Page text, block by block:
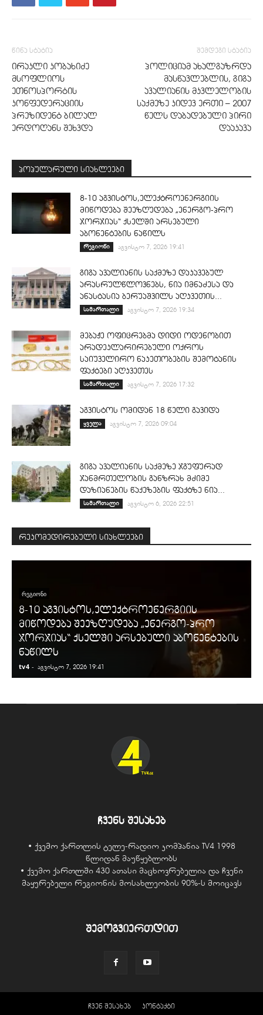
წინა სტატია
ირაკლი კობახიძე
მსოფლიოს
ეთნოსპორტის
კონფედერაციის
პრეზიდენტ ბილალ
ერდოღანს შეხვდა
შემდეგი სტატია
პოლიციამ ახალგაზრდა
მასწავლებლის, გიგა
ავალიანის მკვლელობის
საქმეზე კიდევ ერთი – 2007
წელს დაბადებული პირი
დააკავა
პოპულარული სიახლეები
8-10 აგვისტოს,ელექტროენერგიის
მიწოდება შეეზღუდება „ენერგო-პრო
ჯორჯიას“ ქსელში არსებული
აბონენტების ნაწილს
რეგიონი აგვისტო 7, 2026 19:41
გიგა ავალიანის საქმეზე დაკავებულ
არასრულწლოვნებს, ნია იმნაძესა და
ანასტასია ბერუაშვილს აღკვეთის...
სამართალი აგვისტო 7, 2026 19:34
მებაჟე ოფიცრებმა დიდი ოდენობით
არადეკლარირებული ოქროს
საიუველირო ნაკეთობების შემოტანის
ფაქტები აღკვეთეს
სამართალი აგვისტო 7, 2026 17:32
აგვისტოს ომიდან 18 წელი გავიდა
ყველა აგვისტო 7, 2026 09:04
გიგა ავალიანის საქმეზე ჯგუფურად
ჯანმრთელობის განზრახ მძიმე
დაზიანების წაქეზების ფაქტზე ნია...
სამართალი აგვისტო 6, 2026 22:51
რეკომედირებული სიახლეები
ᲠᲔᲒᲘᲝᲜᲘ
8-10 აგვისტოს,ელექტროენერგიის
მიწოდება შეეზღუდება „ენერგო-პრო
ჯორჯიას“ ქსელში არსებული აბონენტების
ნაწილს
tv4 - აგვისტო 7, 2026 19:41
ჩვენს შესახებ
• ქვემო ქართლის ტელე-რადიო კომპანია TV4 1998
წლიდან მაუწყებლობს
• ქვემო ქართლში 430 ათასი მაცხოვრებელია და ჩვენი
მაყურებელი რეგიონის მოსახლეობის 90%-ს მოიცავს
შემოგვიერთდით
ჩვენ შესახებ კონტაქტი